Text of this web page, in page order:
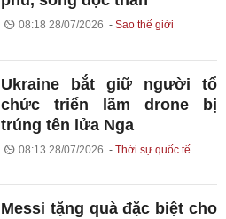
08:18 28/07/2026 Sao thế giới
Ukraine bắt giữ người tổ
chức triển lãm drone bị
trúng tên lửa Nga
08:13 28/07/2026 Thời sự quốc tế
Messi tặng quà đặc biệt cho